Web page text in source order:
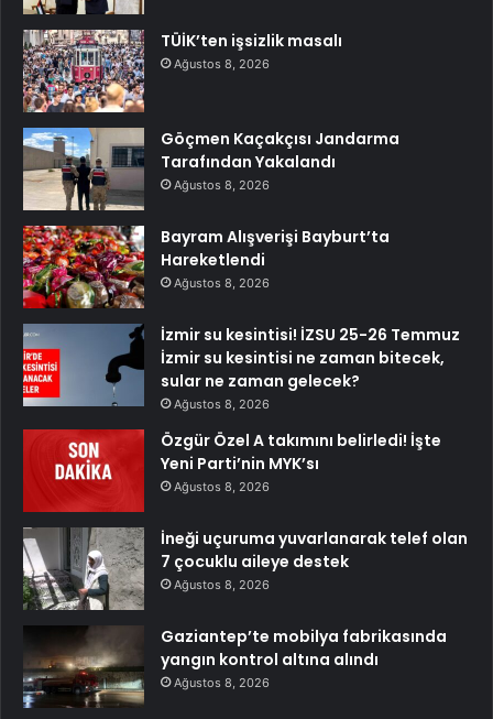
TÜİK’ten işsizlik masalı
Ağustos 8, 2026
Göçmen Kaçakçısı Jandarma
Tarafından Yakalandı
Ağustos 8, 2026
Bayram Alışverişi Bayburt’ta
Hareketlendi
Ağustos 8, 2026
İzmir su kesintisi! İZSU 25-26 Temmuz
İzmir su kesintisi ne zaman bitecek,
sular ne zaman gelecek?
Ağustos 8, 2026
Özgür Özel A takımını belirledi! İşte
Yeni Parti’nin MYK’sı
Ağustos 8, 2026
İneği uçuruma yuvarlanarak telef olan
7 çocuklu aileye destek
Ağustos 8, 2026
Gaziantep’te mobilya fabrikasında
yangın kontrol altına alındı
Ağustos 8, 2026